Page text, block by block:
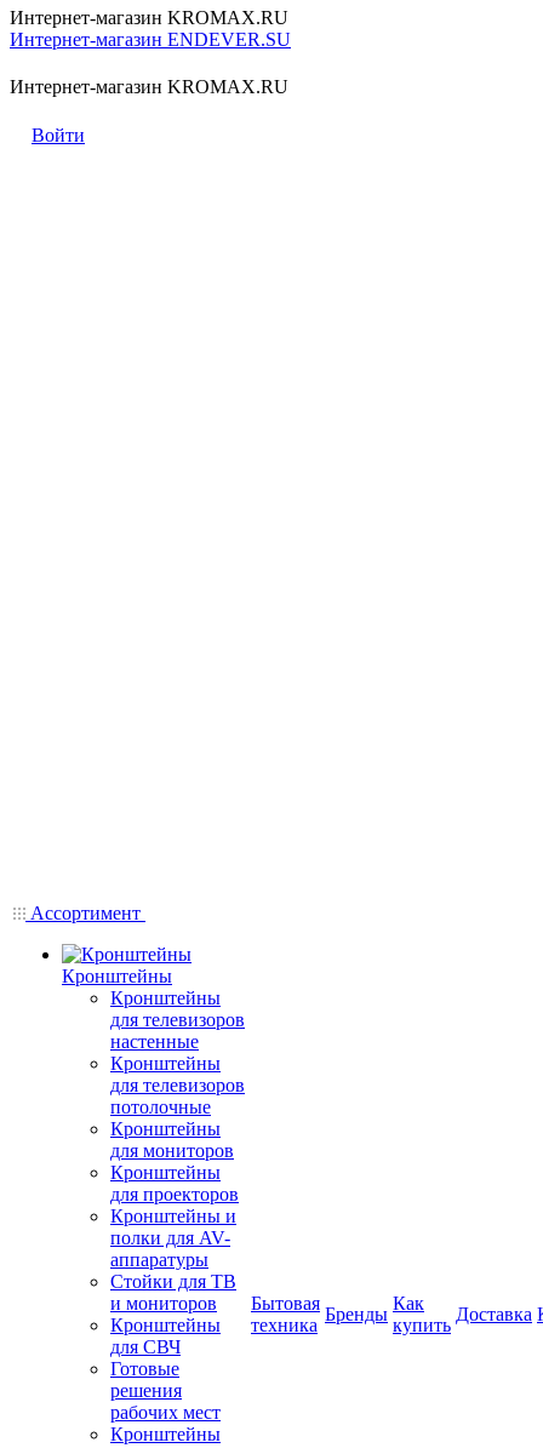
Интернет-магазин KROMAX.RU
Интернет-магазин ENDEVER.SU
Интернет-магазин KROMAX.RU
Войти
Ассортимент
Кронштейны
Кронштейны
для телевизоров
настенные
Кронштейны
для телевизоров
потолочные
Кронштейны
для мониторов
Кронштейны
для проекторов
Кронштейны и
полки для AV-
аппаратуры
Стойки для ТВ
и мониторов
Кронштейны
для СВЧ
Готовые
решения
рабочих мест
Кронштейны
Бытовая
техника
Бренды
Как
купить
Доставка